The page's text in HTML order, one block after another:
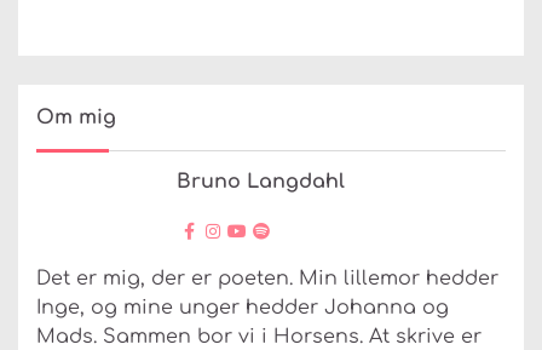
Om mig
Bruno Langdahl
Det er mig, der er poeten. Min lillemor hedder
Inge, og mine unger hedder Johanna og
Mads. Sammen bor vi i Horsens. At skrive er